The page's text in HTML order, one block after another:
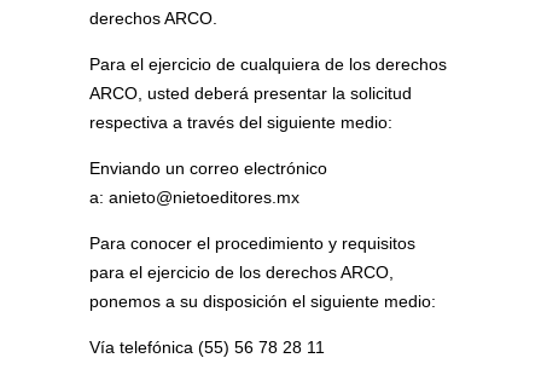
derechos ARCO.
Para el ejercicio de cualquiera de los derechos
ARCO, usted deberá presentar la solicitud
respectiva a través del siguiente medio:
Enviando un correo electrónico
a: anieto@nietoeditores.mx
Para conocer el procedimiento y requisitos
para el ejercicio de los derechos ARCO,
ponemos a su disposición el siguiente medio:
Vía telefónica (55) 56 78 28 11